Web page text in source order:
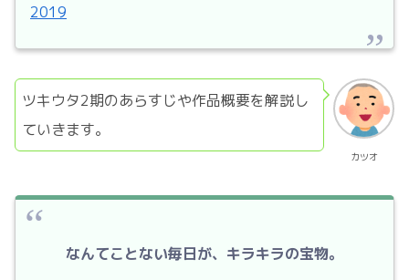
2019
カツオ
ツキウタ2期のあらすじや作品概要を解説し
ていきます。
なんてことない毎日が、キラキラの宝物。